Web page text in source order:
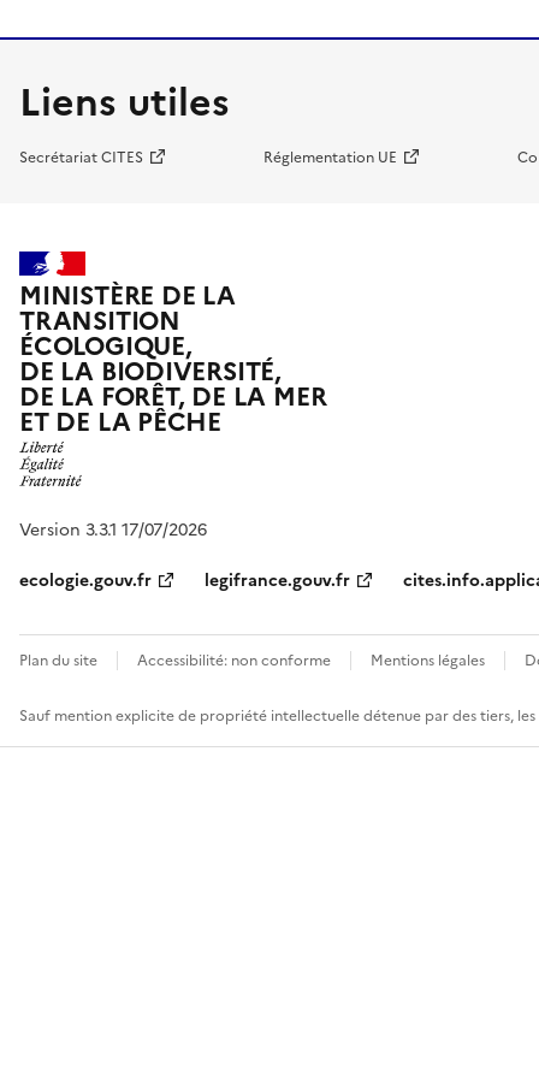
Liens utiles
Secrétariat CITES Réglementation UE
MINISTÈRE DE LA
TRANSITION
ÉCOLOGIQUE,
DE LA BIODIVERSITÉ,
DE LA FORÊT, DE LA MER
ET DE LA PÊCHE
Version 3.3.1 17/07/2026
ecologie.gouv.fr
legifrance.gouv.fr
Plan du site Accessibilité: non conforme Mentions légales
Sauf mention explicite de propriété intellectuelle détenue par des tiers,